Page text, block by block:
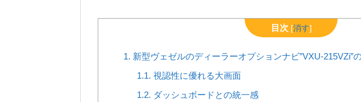
目次 [消す]
1. 新型ヴェゼルのディーラーオプションナビ”VXU-215VZi”
1.1. 視認性に優れる大画面
1.2. ダッシュボードとの統一感